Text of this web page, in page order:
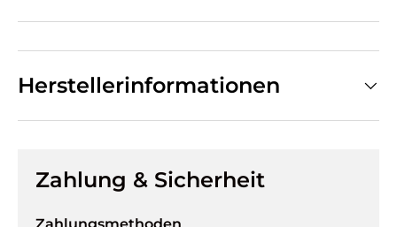
Herstellerinformationen
Zahlung & Sicherheit